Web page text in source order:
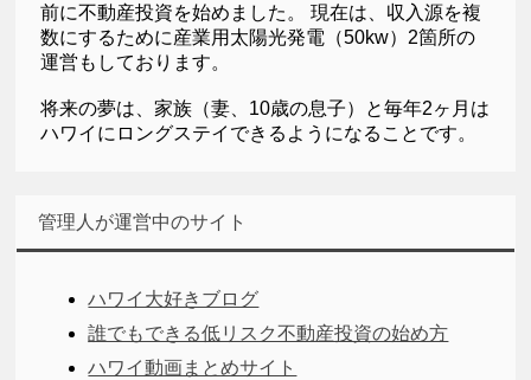
前に不動産投資を始めました。 現在は、収入源を複
数にするために産業用太陽光発電（50kw）2箇所の
運営もしております。
将来の夢は、家族（妻、10歳の息子）と毎年2ヶ月は
ハワイにロングステイできるようになることです。
管理人が運営中のサイト
ハワイ大好きブログ
誰でもできる低リスク不動産投資の始め方
ハワイ動画まとめサイト